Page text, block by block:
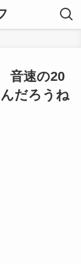
音速の20
だろうね